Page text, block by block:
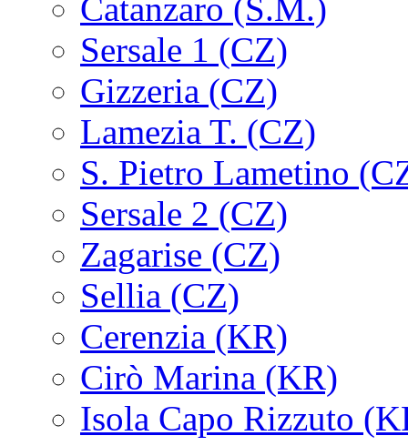
Catanzaro (S.M.)
Sersale 1 (CZ)
Gizzeria (CZ)
Lamezia T. (CZ)
S. Pietro Lametino
Sersale 2 (CZ)
Zagarise (CZ)
Sellia (CZ)
Cerenzia (KR)
Cirò Marina (KR)
Isola Capo Rizzuto